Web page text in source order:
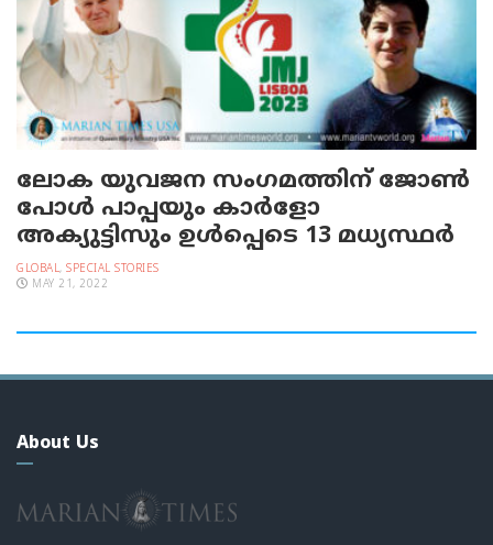
ലോക യുവജന സംഗമത്തിന് ജോൺ
പോൾ പാപ്പയും കാര്‍ളോ
അക്യുട്ടിസും ഉൾപ്പെടെ 13 മധ്യസ്ഥർ
GLOBAL, SPECIAL STORIES
MAY 21, 2022
About Us